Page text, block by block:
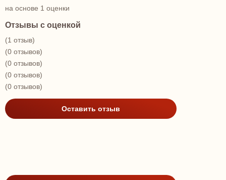
на основе 1 оценки
Отзывы с оценкой
(1 отзыв)
(0 отзывов)
(0 отзывов)
(0 отзывов)
(0 отзывов)
Оставить отзыв